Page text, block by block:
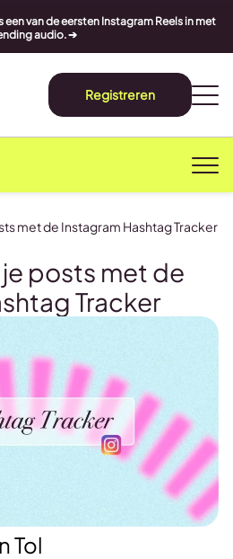
van de eersten Instagram Reels in met
audio. ➔
Registreren
posts met de
Tracker
Tol
met de Instagram Hashtag Tracker